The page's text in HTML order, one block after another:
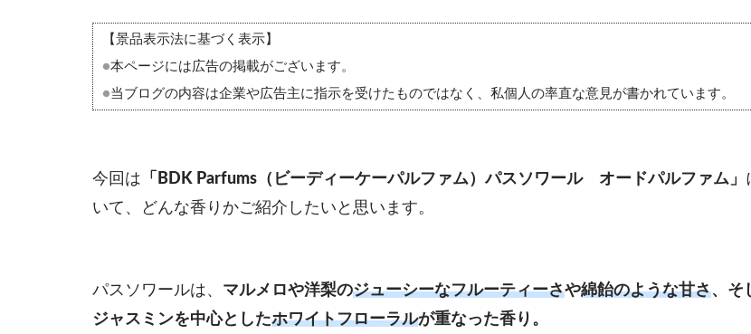
【景品表示法に基づく表示】
●本ページには広告の掲載がございます。
●当ブログの内容は企業や広告主に指示を受けたものではなく、私個人の率直な意見が書かれています。
今回は 「BDK Parfums（ビーディーケーパルファム）パスソワール オードパルファム」
いて、どんな香りかご紹介したいと思います。
パスソワールは、 マルメロや洋梨のジューシーなフルーティーさや綿飴のような甘さ、そ
ジャスミンを中心としたホワイトフローラルが重なった香り。